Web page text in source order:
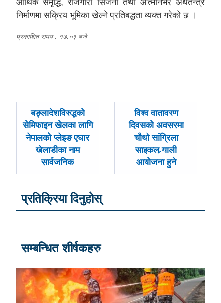
आर्थिक समृद्धि, रोजगारी सिर्जना तथा आत्मनिर्भर अर्थतन्त्र
निर्माणमा सक्रिय भूमिका खेल्ने प्रतिबद्धता व्यक्त गरेको छ ।
प्रकाशित समय : १७:०३ बजे
पछिल्लाे
-
बङ्लादेशविरुद्धको
सेमिफाइन खेलका लागि
नेपालको प्लेइङ एघार
खेलाडीका नाम
सार्वजनिक
अघिल्लाे
-
विश्व वातावरण
दिवसको अवसरमा
चौथो सांग्रिला
साइकल र्‍याली
आयोजना हुने
प्रतिक्रिया दिनुहोस्
सम्बन्धित शीर्षकहरु